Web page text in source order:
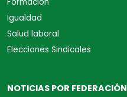
Igualdad
Salud laboral
Elecciones Sindicales
NOTICIAS POR FEDERACIÓN